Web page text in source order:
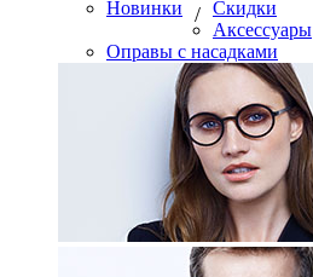
Новинки
/ Скидки
Аксессуары
Оправы с насадками